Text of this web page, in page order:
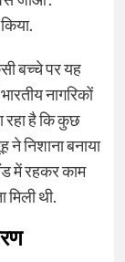
बच्चे पर यह
नागरिकों
है कि कुछ
निशाना बनाया
में रहकर काम
थी.